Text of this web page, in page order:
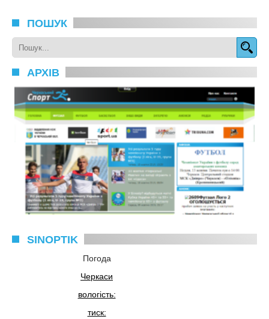
ПОШУК
АРХІВ
SINOPTIK
Погода
Черкаси
вологість:
тиск: